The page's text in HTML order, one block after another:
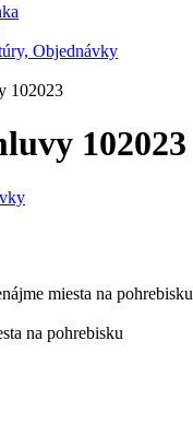
Objednávky
102023
102023
miesta na pohrebisku
na pohrebisku